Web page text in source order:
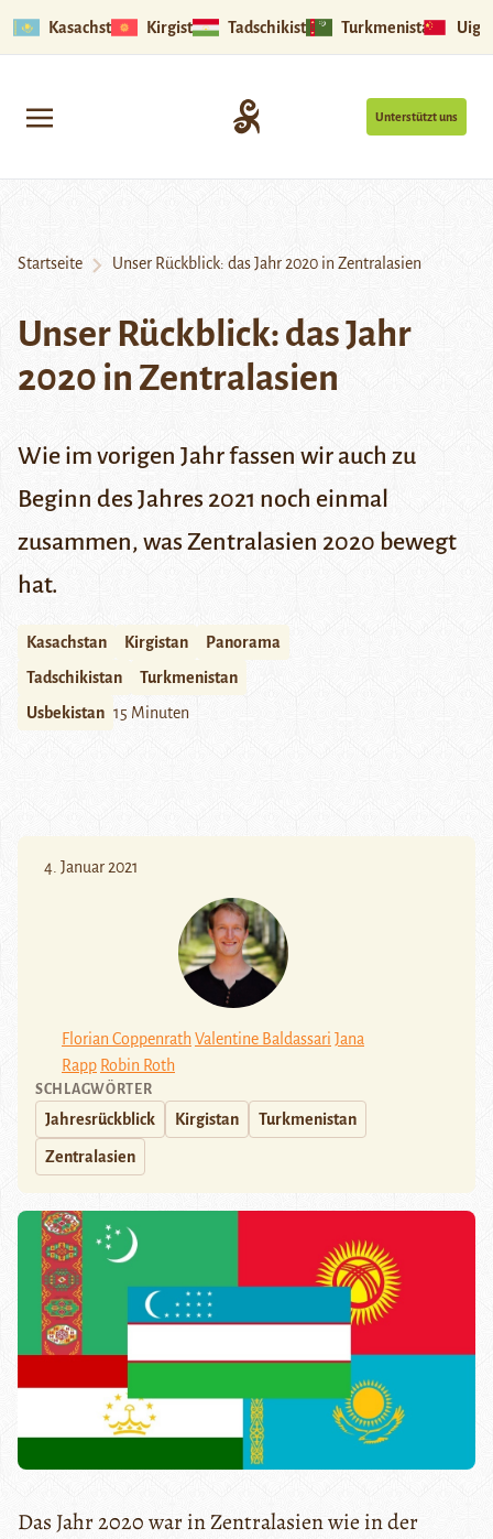
Kasachstan Kirgistan Tadschikistan Turkmenistan
Unterstützt uns
Startseite Unser Rückblick: das Jahr 2020 in Zentralasien
Unser Rückblick: das Jahr
2020 in Zentralasien
Wie im vorigen Jahrfassen wir auch zu
Beginn des Jahres 2021 noch einmal
zusammen, was Zentralasien 2020 bewegt
hat.
Kasachstan Kirgistan
Panorama
Tadschikistan
Turkmenistan
Usbekistan 15 Minuten
4. Januar 2021
Florian CoppenrathValentine Baldassari Jana
Rapp Robin Roth
SCHLAGWÖRTER
Jahresrückblick Kirgistan Turkmenistan
Zentralasien
Das Jahr 2020 war in Zentralasien wie in der